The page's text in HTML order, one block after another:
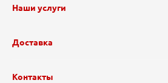
Наши услуги
Доставка
Контакты